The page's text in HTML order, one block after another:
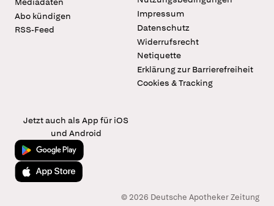
Abo kündigen
RSS-Feed
Impressum
Datenschutz
Widerrufsrecht
Netiquette
Erklärung zur Barrierefreiheit
Cookies & Tracking
Jetzt auch als App für iOS
und Android
Jetzt bei Google Play
Laden im App Store
© 2026 Deutsche Apotheker Zeitung